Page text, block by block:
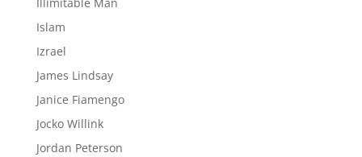
Islam
Izrael
James Lindsay
Janice Fiamengo
Jocko Willink
Jordan Peterson